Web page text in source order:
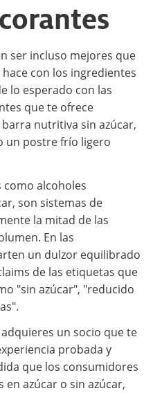
ser incluso mejores que
con los ingredientes
lo esperado con las
que te ofrece
nutritiva sin azúcar,
un postre frío ligero
alcoholes
son sistemas de
la mitad de las
En las
un dulzor equilibrado
de las etiquetas que
"sin azúcar", "reducido
un socio que te
probada y
que los consumidores
azúcar o sin azúcar,